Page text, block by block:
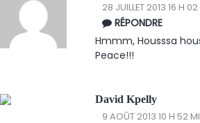
28 JUILLET 2013 16 H
RÉPONDRE
Hmmm, Housssa
Peace!!!
David Kpelly
9 AOÛT 2013 10 H 52